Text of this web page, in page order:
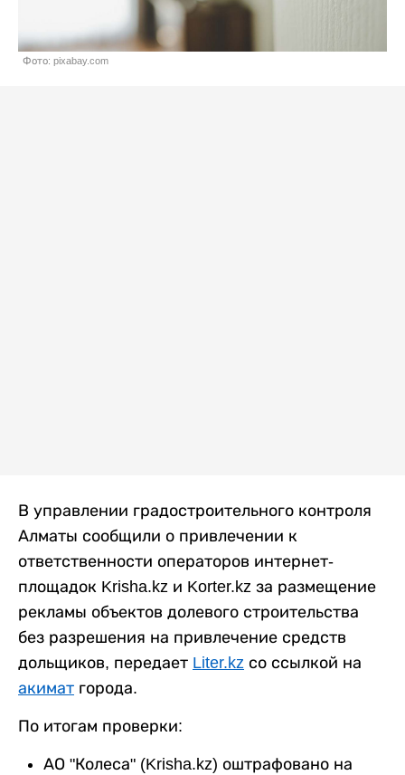
Фото: pixabay.com
В управлении градостроительного контроля
Алматы сообщили о привлечении к
ответственности операторов интернет-
площадок Krisha.kz и Korter.kz за размещение
рекламы объектов долевого строительства
без разрешения на привлечение средств
дольщиков, передает Liter.kz со ссылкой на
акимат города.
По итогам проверки:
АО "Колеса" (Krisha.kz) оштрафовано на